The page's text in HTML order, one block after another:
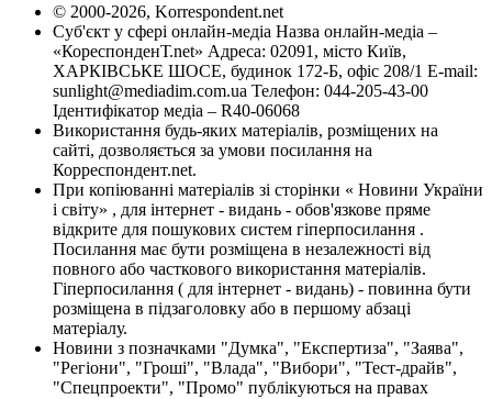
© 2000-2026, Korrespondent.net
Суб'єкт у сфері онлайн-медіа Назва онлайн-медіа –
«КореспонденТ.net» Адреса: 02091, місто Київ,
ХАРКІВСЬКЕ ШОСЕ, будинок 172-Б, офіс 208/1 E-mail:
sunlight@mediadim.com.ua Телефон: 044-205-43-00
Ідентифікатор медіа – R40-06068
Використання будь-яких матеріалів, розміщених на
сайті, дозволяється за умови посилання на
Корреспондент.net.
При копіюванні матеріалів зі сторінки « Новини України
і світу» , для інтернет - видань - обов'язкове пряме
відкрите для пошукових систем гіперпосилання .
Посилання має бути розміщена в незалежності від
повного або часткового використання матеріалів.
Гіперпосилання ( для інтернет - видань) - повинна бути
розміщена в підзаголовку або в першому абзаці
матеріалу.
Новини з позначками "Думка", "Експертиза", "Заява",
"Регіони", "Гроші", "Влада", "Вибори", "Тест-драйв",
"Спецпроекти", "Промо" публікуються на правах